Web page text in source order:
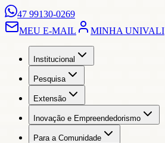
47 99130-0269
MEU E-MAIL
MINHA UNIVALI
Institucional
Pesquisa
Extensão
Inovação e Empreendedorismo
Para a Comunidade